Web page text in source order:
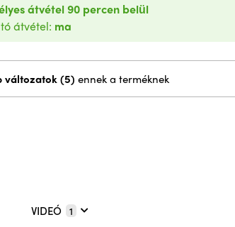
átvétel 90 percen belül
átvétel: ma
Egyéb változatok (5) ennek a terméknek
VIDEÓ 1